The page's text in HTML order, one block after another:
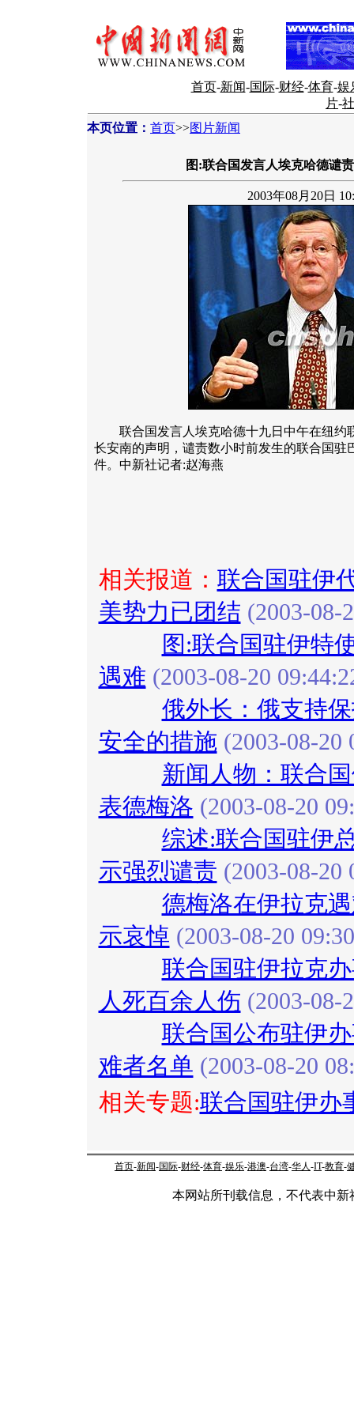
首页-新闻-国际-财经-体育-娱
片-
本页位置： 首页>>图片新闻
图:联合国发言人埃克哈德谴
2003年08月20日
联合国发言人埃克哈德十九日中午在纽约
长安南的声明，谴责数小时前发生的联合国驻
件。中新社记者:赵海燕
相关报道： 联合国驻伊
美势力已团结 (2003-08-
图:联合国驻伊特
遇难 (2003-08-20
俄外长：俄支持
安全的措施(2003-08-20
新闻人物：联合
表德梅洛 (2003-08-20
综述:联合国驻伊
示强烈谴责 (2003-08-20
德梅洛在伊拉克
示哀悼 (2003-08-20
联合国驻伊拉克
人死百余人伤 (2003-08-
联合国公布驻伊
难者名单 (2003-08-20
相关专题:联合国驻伊办
首页-新闻-国际-财经-体育-娱乐-港澳-台湾-华人-IT-教育-
本网站所刊载信息，不代表中